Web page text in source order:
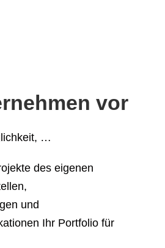
vor
…
des eigenen
und
Ihr Portfolio für